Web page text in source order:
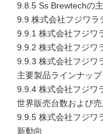
9.8.5 Ss Brewtechの
9.9 株式会社フジワラ
9.9.1 株式会社フジワ
9.9.2 株式会社フジワ
9.9.3 株式会社フジワ
主要製品ラインナップ
9.9.4 株式会社フジワ
世界販売台数および
9.9.5 株式会社フジワ
新動向